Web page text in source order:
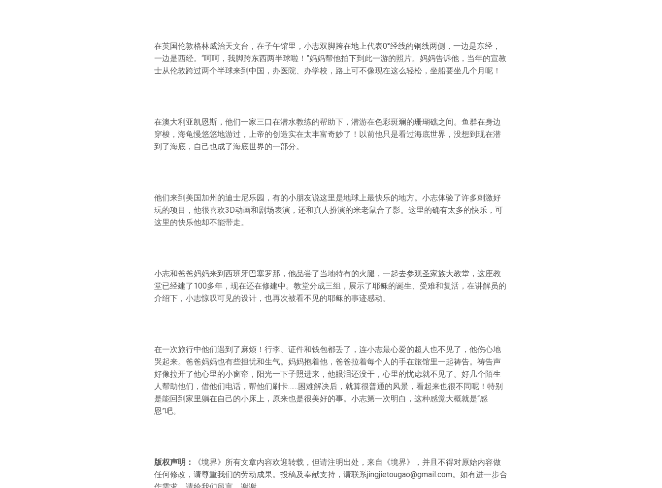
在英国伦敦格林威治天文台，在子午馆里，小志双脚跨在地上代表0°经线的铜线两侧，一边是东经，
一边是西经。“呵呵，我脚跨东西两半球啦！”妈妈帮他拍下到此一游的照片。妈妈告诉他，当年的宣教
士从伦敦跨过两个半球来到中国，办医院、办学校，路上可不像现在这么轻松，坐船要坐几个月呢！
在澳大利亚凯恩斯，他们一家三口在潜水教练的帮助下，潜游在色彩斑斓的珊瑚礁之间。鱼群在身边
穿梭，海龟慢悠悠地游过，上帝的创造实在太丰富奇妙了！以前他只是看过海底世界，没想到现在潜
到了海底，自己也成了海底世界的一部分。
他们来到美国加州的迪士尼乐园，有的小朋友说这里是地球上最快乐的地方。小志体验了许多刺激好
玩的项目，他很喜欢3D动画和剧场表演，还和真人扮演的米老鼠合了影。这里的确有太多的快乐，可
这里的快乐他却不能带走。
小志和爸爸妈妈来到西班牙巴塞罗那，他品尝了当地特有的火腿，一起去参观圣家族大教堂，这座教
堂已经建了100多年，现在还在修建中。教堂分成三组，展示了耶稣的诞生、受难和复活，在讲解员的
介绍下，小志惊叹可见的设计，也再次被看不见的耶稣的事迹感动。
在一次旅行中他们遇到了麻烦！行李、证件和钱包都丢了，连小志最心爱的超人也不见了，他伤心地
哭起来。爸爸妈妈也有些担忧和生气。妈妈抱着他，爸爸拉着每个人的手在旅馆里一起祷告。祷告声
好像拉开了他心里的小窗帘，阳光一下子照进来，他眼泪还没干，心里的忧虑就不见了。好几个陌生
人帮助他们，借他们电话，帮他们刷卡……困难解决后，就算很普通的风景，看起来也很不同呢！特别
是能回到家里躺在自己的小床上，原来也是很美好的事。小志第一次明白，这种感觉大概就是“感
恩”吧。
版权声明：
《境界》所有文章内容欢迎转载，但请注明出处，来自《境界》，并且不得对原始内容做
任何修改，请尊重我们的劳动成果。投稿及奉献支持，请联系jingjietougao@gmail.com。如有进一步合